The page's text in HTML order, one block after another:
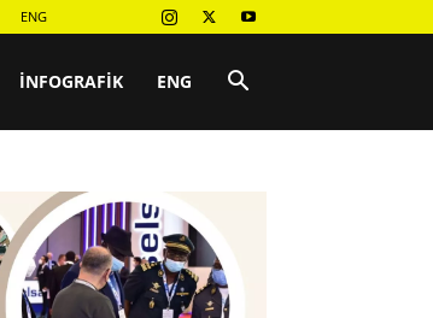
ENG
İNFOGRAFIK ENG